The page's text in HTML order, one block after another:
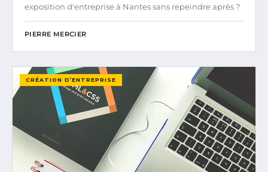
exposition d'entreprise à Nantes sans repeindre après ?
PIERRE MERCIER
CRÉATION D’ENTREPRISE